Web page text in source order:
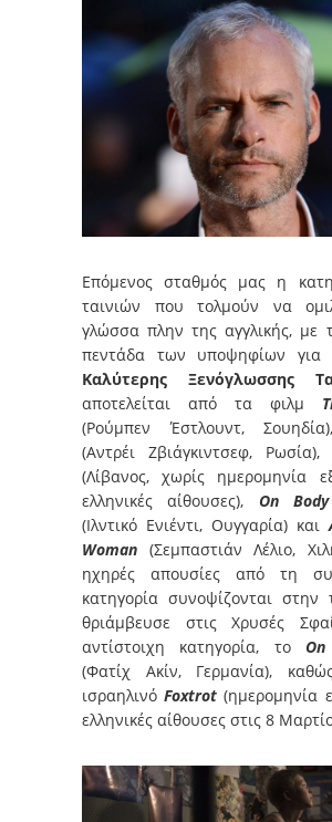
Επόμενος σταθμός μας η
ταινιών που τολμούν να
γλώσσα πλην της αγγλικής, με
πεντάδα των υποψηφίων
Καλύτερης Ξενόγλωσσης
αποτελείται από τα φιλμ
(Ρούμπεν Έστλουντ,
(Αντρέι Ζβιάγκιντσεφ, Ρωσία),
(Λίβανος, χωρίς ημερομηνία
ελληνικές αίθουσες), On
(Ιλντικό Ενιέντι, Ουγγαρία) και
Woman (Σεμπαστιάν Λέλιο,
ηχηρές απουσίες από τη
κατηγορία συνοψίζονται στην
θριάμβευσε στις Χρυσές
αντίστοιχη κατηγορία, το
(Φατίχ Ακίν, Γερμανία),
ισραηλινόFoxtrot(ημερομηνία
ελληνικές αίθουσες στις 8